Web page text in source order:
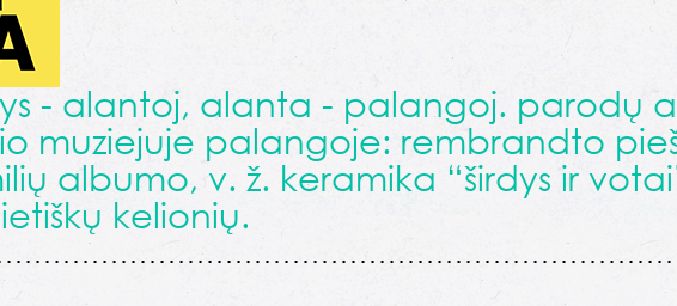
- alantoj, alanta - palangoj. parodų
muziejuje palangoje: rembrandto
albumo, v. ž. keramika “širdys ir
kelionių.